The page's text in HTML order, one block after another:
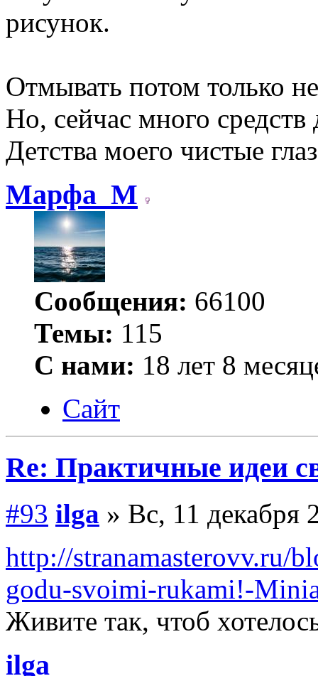
рисунок.
Отмывать потом только
Но, сейчас много
Детства моего чистые
Марфа_М
Сообщения: 66100
Темы: 115
С нами: 18 лет 8
Сайт
Re: Практичные идеи
#93 ilga » Вс, 11 декабря
http://stranamasterovv.ru/
godu-svoimi-rukami!-
Живите так, чтоб
ilga